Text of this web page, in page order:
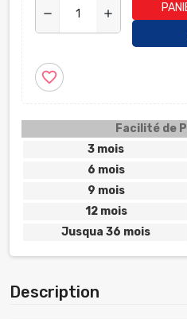
remove add
favorite_border
Facilité de
3 mois
6 mois
9 mois
12 mois
Jusqua 36 mois
Description